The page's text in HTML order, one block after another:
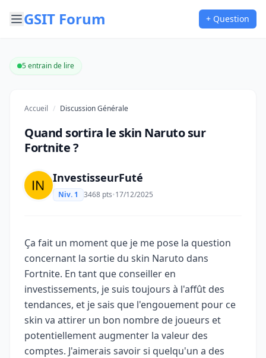
GSIT Forum + Question
5 entrain de lire
Accueil / Discussion Générale
Quand sortira le skin Naruto sur
Fortnite ?
InvestisseurFuté
Niv. 1 3468 pts•17/12/2025
Ça fait un moment que je me pose la question
concernant la sortie du skin Naruto dans
Fortnite. En tant que conseiller en
investissements, je suis toujours à l'affût des
tendances, et je sais que l'engouement pour ce
skin va attirer un bon nombre de joueurs et
potentiellement augmenter la valeur des
comptes. J'aimerais savoir si quelqu'un a des